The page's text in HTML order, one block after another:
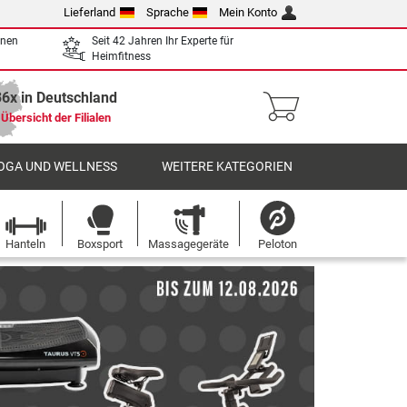
Lieferland Sprache Mein Konto
Seit 42 Jahren Ihr Experte für
Heimfitness
in Deutschland
Übersicht der Filialen
UND WELLNESS WEITERE KATEGORIEN
Hanteln Boxsport Massagegeräte Peloton